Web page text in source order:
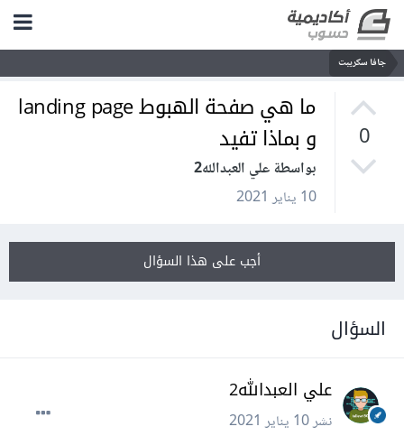
جافا سكريبت
0
ما هي صفحة الهبوط landing page
و بماذا تفيد
بواسطة علي العبدالله2
10 يناير 2021
أجب على هذا السؤال
السؤال
علي العبدالله2
نشر10 يناير 2021